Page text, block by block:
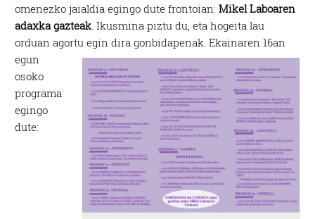
omenezko jaialdia egingo dute frontoian:Mikel Laboaren
adaxka gazteak. Ikusmina piztu du, eta hogeita lau
orduan agortu egin dira gonbidapenak.Ekainaren 16an
egun
osoko
programa
egingo
dute: